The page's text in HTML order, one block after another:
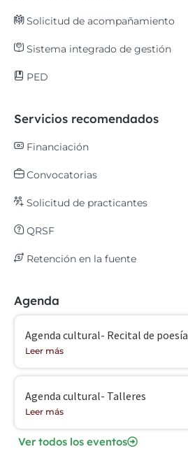
Solicitud de acompañamiento
Sistema integrado de gestión
PED
Servicios recomendados
Financiación
Convocatorias
Solicitud de practicantes
QRSF
Retención en la fuente
Agenda
Agenda cultural- Recital de poesía
Leer más
Agenda cultural- Talleres
Leer más
Ver todos los eventos